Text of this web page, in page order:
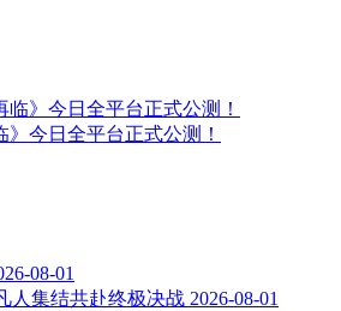
今日全平台正式公测！
08-01
人集结共赴终极决战 2026-08-01